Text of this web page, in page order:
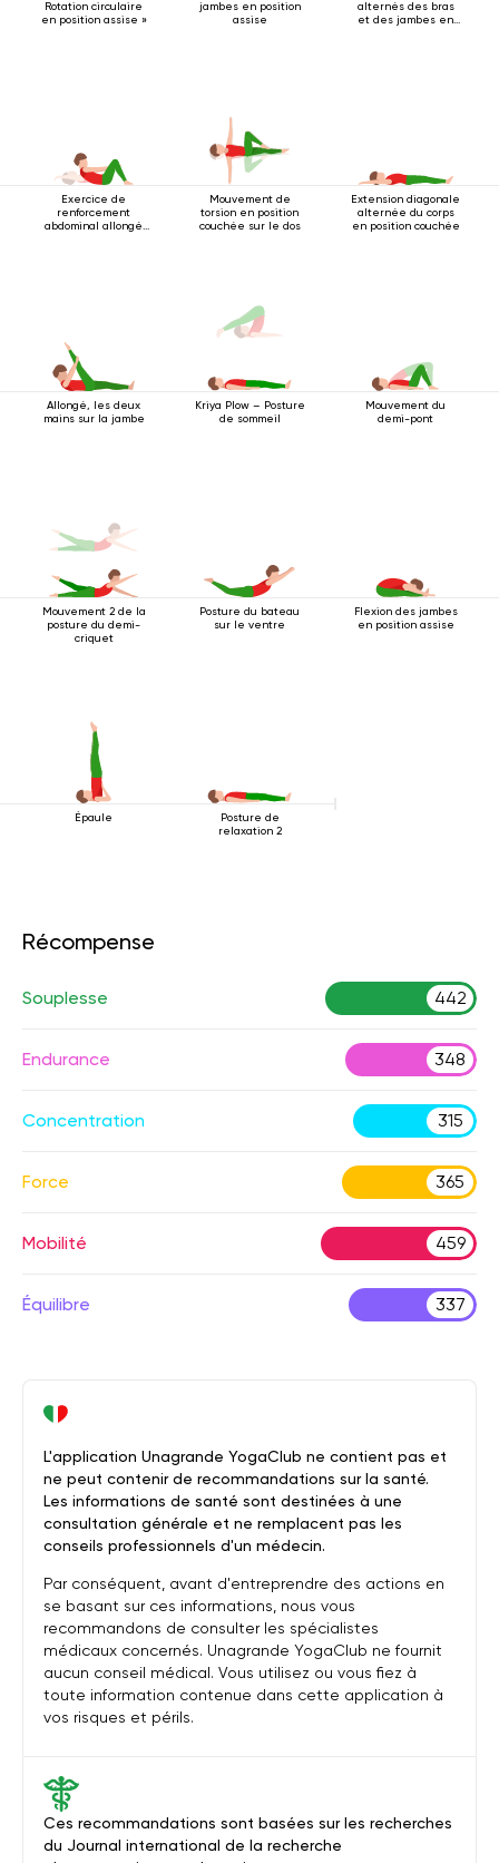
Rotation circulaire
en position assise »
jambes en position
assise
alternés des bras
et des jambes en
Exercice de
renforcement
abdominal allongé
Mouvement de
torsion en position
couchée sur le dos
Extension diagonale
alternée du corps
en position couchée
Allongé, les deux
mains sur la jambe
Kriya Plow – Posture
de sommeil
Mouvement du
demi-pont
Mouvement 2 de la
posture du demi-
criquet
Posture du bateau
sur le ventre
Flexion des jambes
en position assise
Épaule
Posture de
relaxation 2
Récompense
Souplesse 442
Endurance 348
Concentration 315
Force 365
Mobilité 459
Équilibre 337
Ces recommandations sont basées sur les recherches
du Journal international de la recherche
L'application Unagrande YogaClub ne contient pas et
ne peut contenir de recommandations sur la santé.
Les informations de santé sont destinées à une
consultation générale et ne remplacent pas les
conseils professionnels d'un médecin.
Par conséquent, avant d'entreprendre des actions en
se basant sur ces informations, nous vous
recommandons de consulter les spécialistes
médicaux concernés. Unagrande YogaClub ne fournit
aucun conseil médical. Vous utilisez ou vous fiez à
toute information contenue dans cette application à
vos risques et périls.